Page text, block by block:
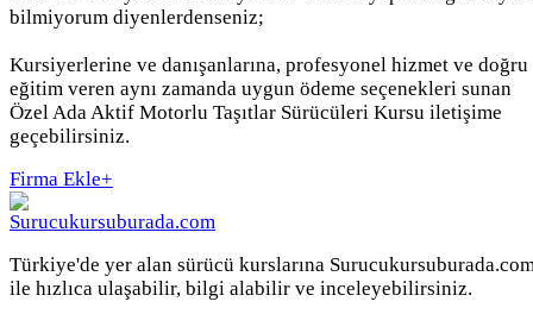
bilmiyorum diyenlerdenseniz;
Kursiyerlerine ve danışanlarına, profesyonel hizmet ve doğru
eğitim veren aynı zamanda uygun ödeme seçenekleri sunan
Özel Ada Aktif Motorlu Taşıtlar Sürücüleri Kursu iletişime
geçebilirsiniz.
Firma Ekle+
Türkiye'de yer alan sürücü kurslarına
ile hızlıca ulaşabilir, bilgi alabilir ve inceleyebilirsiniz.